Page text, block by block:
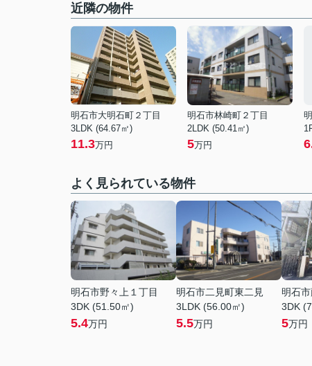
近隣の物件
明石市大明石町２丁目
3LDK (64.67㎡)
11.3万円
明石市林崎町２丁目
2LDK (50.41㎡)
5万円
よく見られている物件
明石市野々上１丁目
3DK (51.50㎡)
5.4万円
明石市二見町東二見
3LDK (56.00㎡)
5.5万円
明石
3DK
5万円